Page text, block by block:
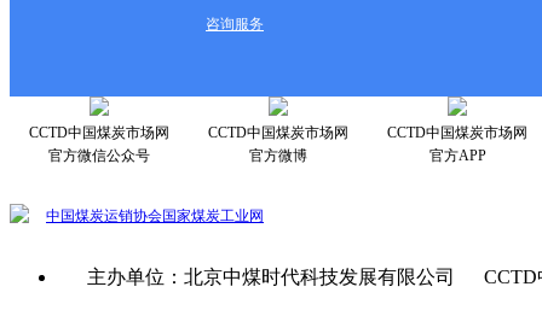
咨询服务
CCTD中国煤炭市场网
官方微信公众号
CCTD中国煤炭市场网
官方微博
CCTD中国煤炭市场网
官方APP
中国煤炭运销协会国家煤炭工业网
主办单位：北京中煤时代科技发展有限公司